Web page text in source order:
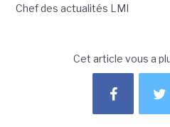
Chef des actualités LMI
Cet article vous a